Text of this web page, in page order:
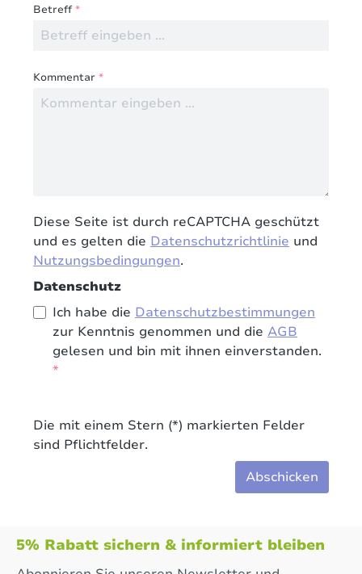
Betreff*
Kommentar *
Diese Seite ist durch reCAPTCHA geschützt
und es gelten die Datenschutzrichtlinie und
Nutzungsbedingungen.
Datenschutz
Ich habe die Datenschutzbestimmungen
zur Kenntnis genommen und die AGB
gelesen und bin mit ihnen einverstanden.
*
Die mit einem Stern (*) markierten Felder
sind Pflichtfelder.
Abschicken
5% Rabatt sichern & informiert bleiben